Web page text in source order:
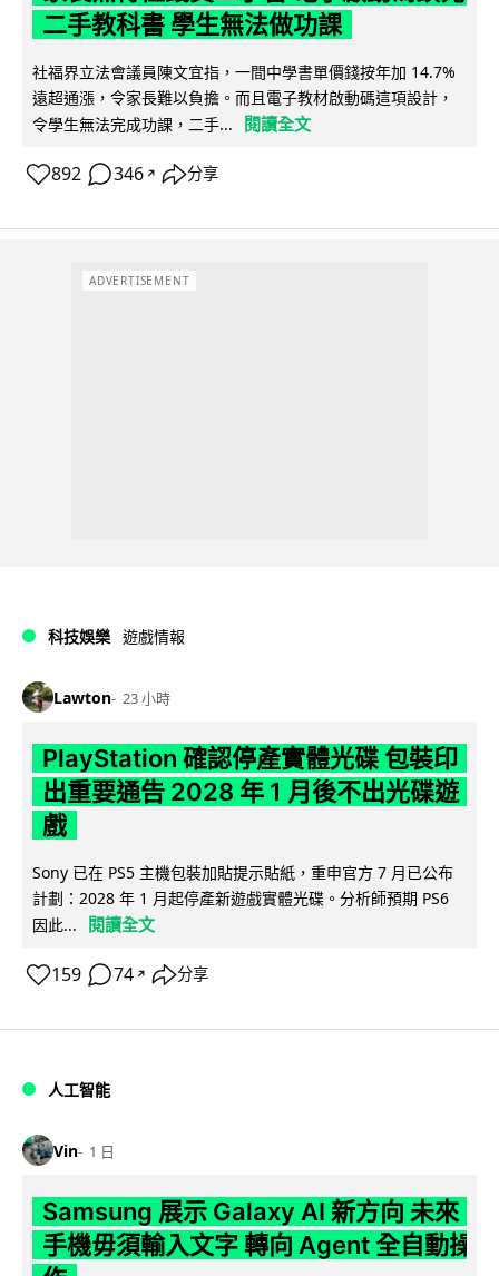
二手教科書 學生無法做功課
社福界立法會議員陳文宜指，一間中學書單價錢按年加 14.7%
遠超通漲，令家長難以負擔。而且電子教材啟動碼這項設計，
令學生無法完成功課，二手...
閱讀全文
892 346 ↗ 分享
ADVERTISEMENT
科技娛樂 遊戲情報
Lawton 23 小時
PlayStation 確認停產實體光碟 包裝印
出重要通告 2028 年 1 月後不出光碟遊
戲
Sony 已在 PS5 主機包裝加貼提示貼紙，重申官方 7 月已公布
計劃：2028 年 1 月起停產新遊戲實體光碟。分析師預期 PS6
因此...
閱讀全文
159 74 ↗ 分享
人工智能
Vin 1 日
Samsung 展示 Galaxy AI 新方向 未來
手機毋須輸入文字 轉向 Agent 全自動操